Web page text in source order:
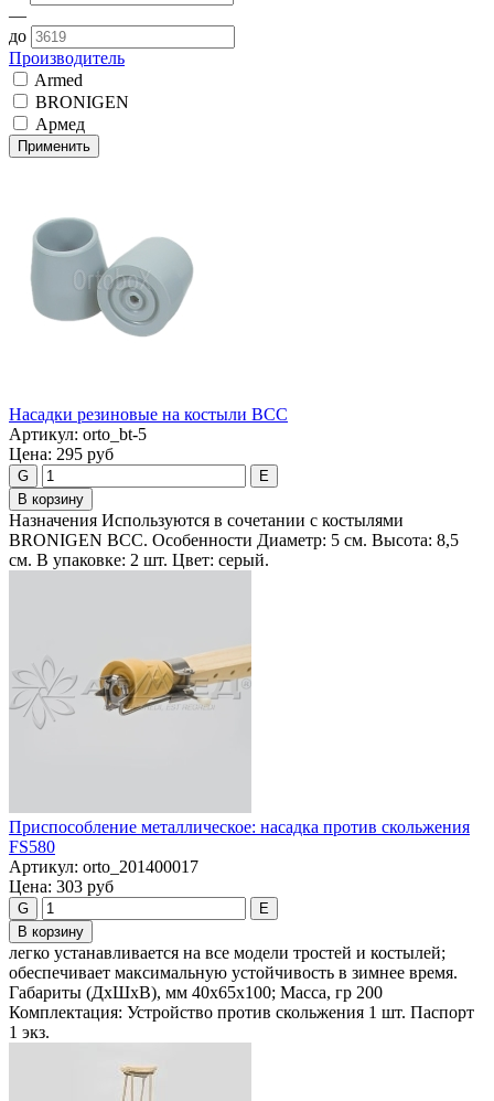
—
до
Производитель
Armed
BRONIGEN
Армед
Применить
Насадки резиновые на костыли BСC
Артикул: orto_bt-5
Цена: 295 руб
G
E
В корзину
Назначения Используются в сочетании с костылями
BRONIGEN BCC. Особенности Диаметр: 5 см. Высота: 8,5
см. В упаковке: 2 шт. Цвет: серый.
Приспособление металлическое: насадка против скольжения
FS580
Артикул: orto_201400017
Цена: 303 руб
G
E
В корзину
легко устанавливается на все модели тростей и костылей;
обеспечивает максимальную устойчивость в зимнее время.
Габариты (ДхШхВ), мм 40х65х100; Масса, гр 200
Комплектация: Устройство против скольжения 1 шт. Паспорт
1 экз.